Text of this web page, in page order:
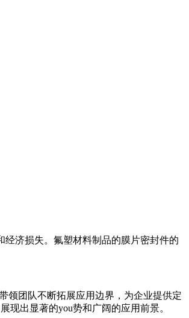
济损失。氟塑材料制品的膜片密封件的
领团队不断拓展应用边界，为企业提供定
现出显著的you势和广阔的应用前景。